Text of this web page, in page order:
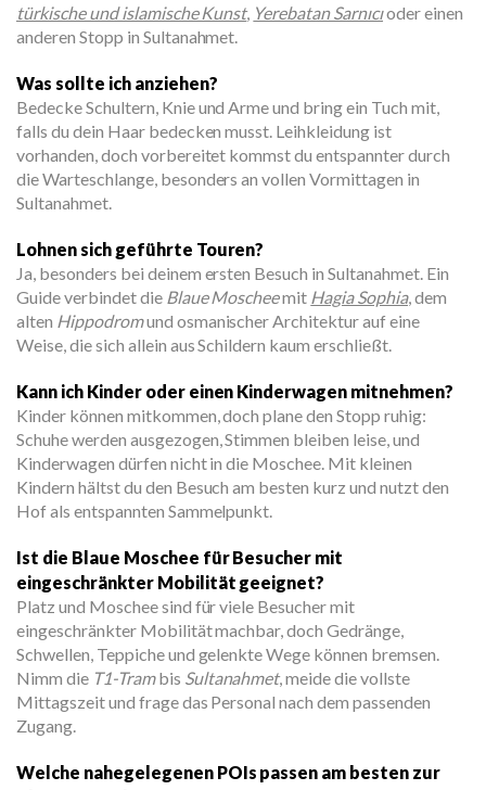
türkische und islamische Kunst, Yerebatan Sarnıcıoder einen
anderen Stopp in Sultanahmet.
Was sollte ich anziehen?
Bedecke Schultern, Knie und Arme und bring ein Tuch mit,
falls du dein Haar bedecken musst. Leihkleidung ist
vorhanden, doch vorbereitet kommst du entspannter durch
die Warteschlange, besonders an vollen Vormittagen in
Sultanahmet.
Lohnen sich geführte Touren?
Ja, besonders bei deinem ersten Besuch in Sultanahmet. Ein
Guide verbindet die Blaue Moscheemit Hagia Sophia, dem
alten Hippodromund osmanischer Architektur auf eine
Weise, die sich allein aus Schildern kaum erschließt.
Kann ich Kinder oder einen Kinderwagen mitnehmen?
Kinder können mitkommen, doch plane den Stopp ruhig:
Schuhe werden ausgezogen, Stimmen bleiben leise, und
Kinderwagen dürfen nicht in die Moschee. Mit kleinen
Kindern hältst du den Besuch am besten kurz und nutzt den
Hof als entspannten Sammelpunkt.
Ist die Blaue Moschee für Besucher mit
eingeschränkter Mobilität geeignet?
Platz und Moschee sind für viele Besucher mit
eingeschränkter Mobilität machbar, doch Gedränge,
Schwellen, Teppiche und gelenkte Wege können bremsen.
Nimm die T1-Trambis Sultanahmet, meide die vollste
Mittagszeit und frage das Personal nach dem passenden
Zugang.
Welche nahegelegenen POIs passen am besten zur